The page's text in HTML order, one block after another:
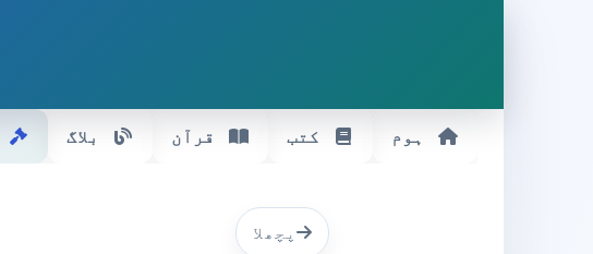
ہوم کتب قرآن بلاگ
پچھلا